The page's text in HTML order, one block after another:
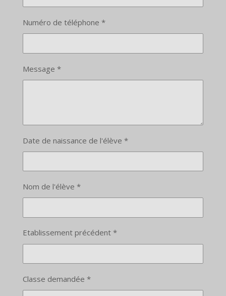
Numéro de téléphone *
Message *
Date de naissance de l'élève *
Nom de l'élève *
Etablissement précédent *
Classe demandée *